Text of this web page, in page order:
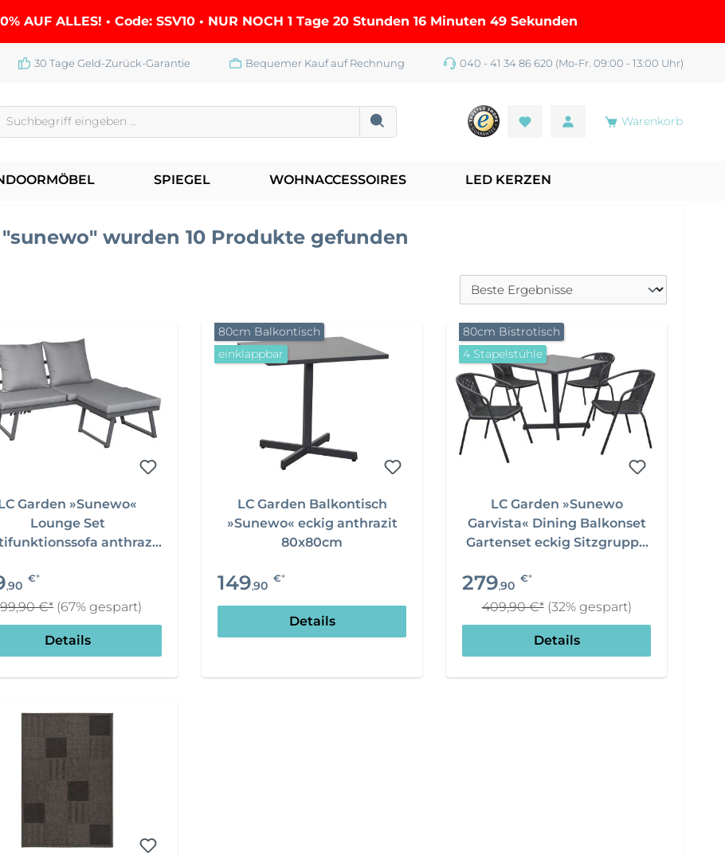
AUF ALLES! • Code: SSV10 • NUR NOCH 1 Tage 20 Stunden 16 Minuten 49 Sekunden
30 Tage Geld-Zurück-Garantie Bequemer Kauf auf Rechnung 040 - 41 34 86 620 (Mo-Fr. 09:00 - 13:00 Uhr)
Warenkorb
SPIEGEL WOHNACCESSOIRES LED KERZEN
"sunewo" wurden 10 Produkte gefunden
Garden »Sunewo«
Lounge Set
anthrazit
,90 €*
€* (67% gespart)
Details
80cm Balkontisch
einklappbar
LC Garden Balkontisch
»Sunewo« eckig anthrazit
80x80cm
149,90 €*
Details
80cm Bistrotisch
4 Stapelstühle
LC Garden »Sunewo
Garvista« Dining Balkonset
Gartenset eckig Sitzgruppe
279,90 €*
409,90 €* (32% gespart)
Details